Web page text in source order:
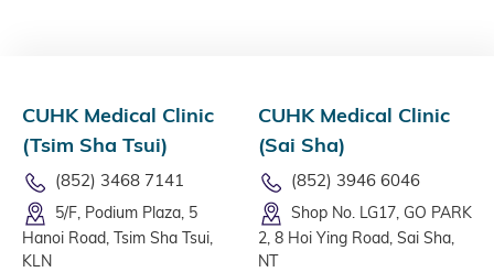
CUHK Medical Clinic
(Tsim Sha Tsui)
(852) 3468 7141
5/F, Podium Plaza, 5
Hanoi Road, Tsim Sha Tsui,
KLN
CUHK Medical Clinic
(Sai Sha)
(852) 3946 6046
Shop No. LG17, GO PARK
2, 8 Hoi Ying Road, Sai Sha,
NT